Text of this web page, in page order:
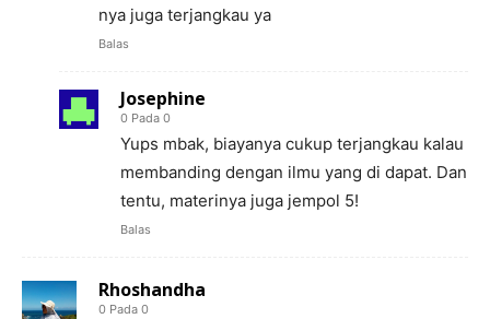
nya juga terjangkau ya
Balas
Josephine
0 Pada 0
Yups mbak, biayanya cukup terjangkau kalau
membanding dengan ilmu yang di dapat. Dan
tentu, materinya juga jempol 5!
Balas
Rhoshandha
0 Pada 0